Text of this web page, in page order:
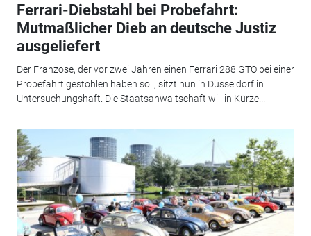
Ferrari-Diebstahl bei Probefahrt:
Mutmaßlicher Dieb an deutsche Justiz
ausgeliefert
Der Franzose, der vor zwei Jahren einen Ferrari 288 GTO bei einer
Probefahrt gestohlen haben soll, sitzt nun in Düsseldorf in
Untersuchungshaft. Die Staatsanwaltschaft will in Kürze...